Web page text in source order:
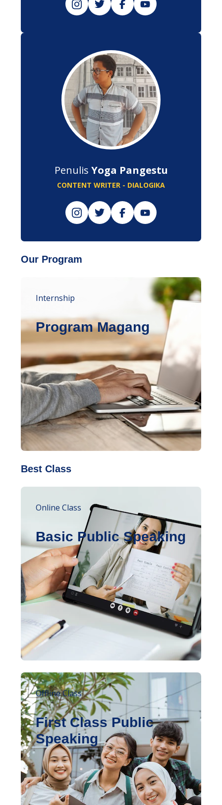
Penulis Yoga Pangestu
CONTENT WRITER - DIALOGIKA
Our Program
Internship
Program Magang
Best Class
Online Class
Basic Public Speaking
Offline Class
First Class Public
Speaking